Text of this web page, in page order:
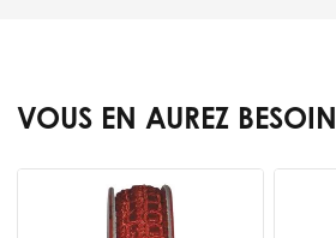
VOUS EN AUREZ BESOIN
Press to skip carousel